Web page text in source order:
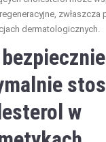
zwłaszcza
dermatologicznych.
w